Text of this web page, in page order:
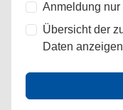
Anmeldung
Übersicht der
Daten anzeigen